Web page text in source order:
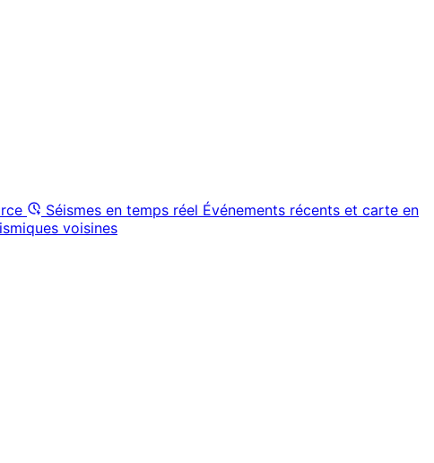
Séismes en temps réel Événements récents et carte en
voisines